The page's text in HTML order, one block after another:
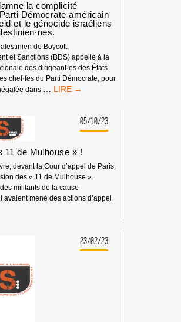
la complicité
Démocrate américain
et le génocide israéliens
de Boycott,
et Sanctions (BDS) appelle à la
des dirigeant·es des États-
chef·fes du Parti Démocrate, pour
dans
LE
COMPLICITÉ
DU
PARTI
DÉMOCRATE
AMÉRICAIN
AVEC
GÉNOCIDE
ISRAÉLIENS
05/10/23
11 de Mulhouse » !
devant la Cour d’appel de Paris,
des « 11 de Mulhouse ».
militants de la cause
mené des actions d’appel
23/02/23